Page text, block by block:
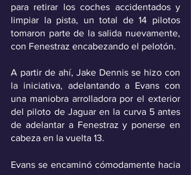
para retirar los coches accidentados y
limpiar la pista, un total de 14 pilotos
tomaron parte de la salida nuevamente,
con Fenestraz encabezando el pelotón.
A partir de ahí, Jake Dennis se hizo con
la iniciativa, adelantando a Evans con
una maniobra arrolladora por el exterior
del piloto de Jaguar en la curva 5 antes
de adelantar a Fenestraz y ponerse en
cabeza en la vuelta 13.
Evans se encaminó cómodamente hacia